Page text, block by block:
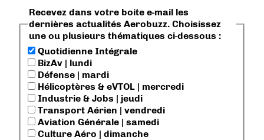
Recevez dans votre boite e-mail les
dernières actualités Aerobuzz. Choisissez
une ou plusieurs thématiques ci-dessous :
Quotidienne Intégrale
BizAv | lundi
Défense | mardi
Hélicoptères & eVTOL | mercredi
Industrie & Jobs | jeudi
Transport Aérien | vendredi
Aviation Générale | samedi
Culture Aéro | dimanche